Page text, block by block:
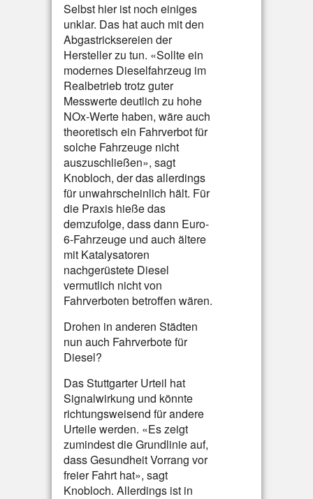
Selbst hier ist noch einiges
unklar. Das hat auch mit den
Abgastricksereien der
Hersteller zu tun. «Sollte ein
modernes Dieselfahrzeug im
Realbetrieb trotz guter
Messwerte deutlich zu hohe
NOx-Werte haben, wäre auch
theoretisch ein Fahrverbot für
solche Fahrzeuge nicht
auszuschließen», sagt
Knobloch, der das allerdings
für unwahrscheinlich hält. Für
die Praxis hieße das
demzufolge, dass dann Euro-
6-Fahrzeuge und auch ältere
mit Katalysatoren
nachgerüstete Diesel
vermutlich nicht von
Fahrverboten betroffen wären.
Drohen in anderen Städten
nun auch Fahrverbote für
Diesel?
Das Stuttgarter Urteil hat
Signalwirkung und könnte
richtungsweisend für andere
Urteile werden. «Es zeigt
zumindest die Grundlinie auf,
dass Gesundheit Vorrang vor
freier Fahrt hat», sagt
Knobloch. Allerdings ist in